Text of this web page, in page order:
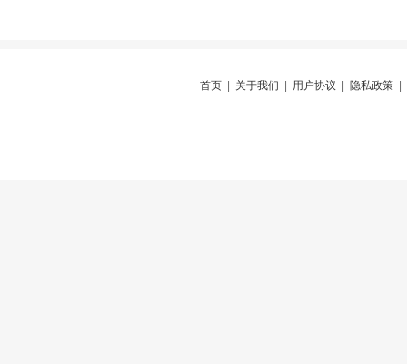
首页 关于我们 用户协议 隐私政策